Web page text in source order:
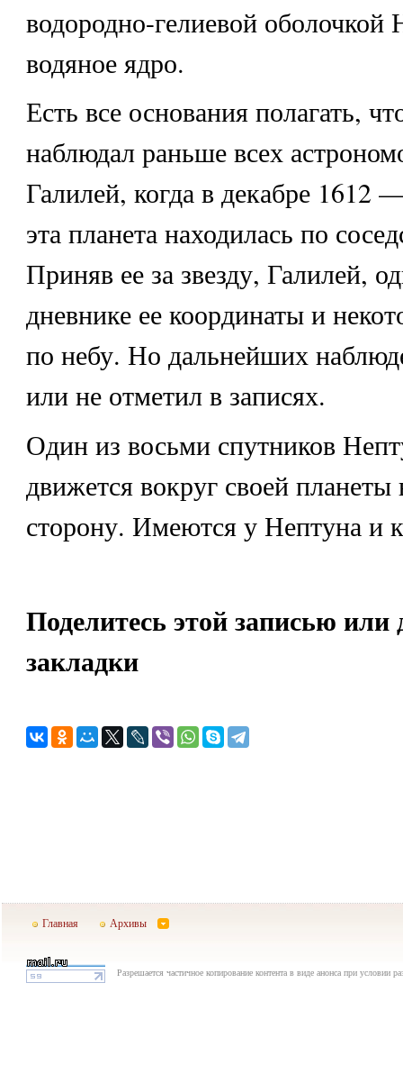
водородно-гелиевой оболочкой
водяное ядро.
Есть все основания полагать,
наблюдал раньше всех
Галилей, когда в декабре 1612
эта планета находилась по
Приняв ее за звезду, Галилей,
дневнике ее координаты и
по небу. Но дальнейших
или не отметил в записях.
Один из восьми спутников
движется вокруг своей
сторону. Имеются у Нептуна и
Поделитесь этой записью или
закладки
Главная Архивы
Разрешается частичное копирование контента в виде анонса при условии